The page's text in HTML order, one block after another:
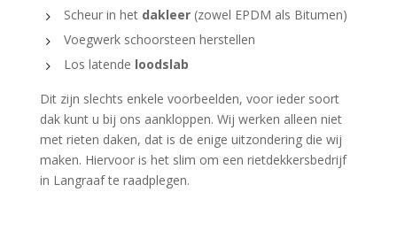
Scheur in het dakleer(zowel EPDM als Bitumen)
Voegwerk schoorsteen herstellen
Los latende loodslab
Dit zijn slechts enkele voorbeelden, voor ieder soort
dak kunt u bij ons aankloppen. Wij werken alleen niet
met rieten daken, dat is de enige uitzondering die wij
maken. Hiervoor is het slim om een rietdekkersbedrijf
in Langraaf te raadplegen.